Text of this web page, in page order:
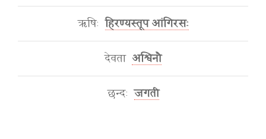
ऋषिः हिरण्यस्तूप आंगिरसः
देवता अश्विनौ
छन्दः जगती